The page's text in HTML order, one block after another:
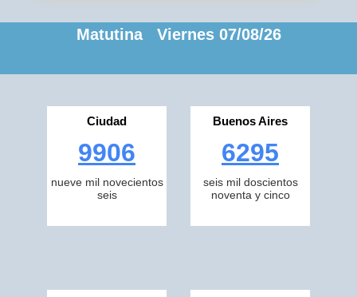
Matutina Viernes 07/08/26
Ciudad
9906
nueve mil novecientos
seis
Buenos Aires
6295
seis mil doscientos
noventa y cinco